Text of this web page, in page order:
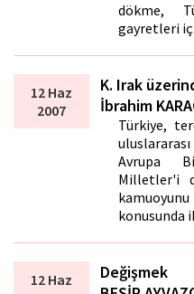
dökme,
gayretleri
12 Haz
2007
K. Irak
İbrahim
Türkiye,
Avrupa
Milletler'i
konusunda
12 Haz
Değişmek